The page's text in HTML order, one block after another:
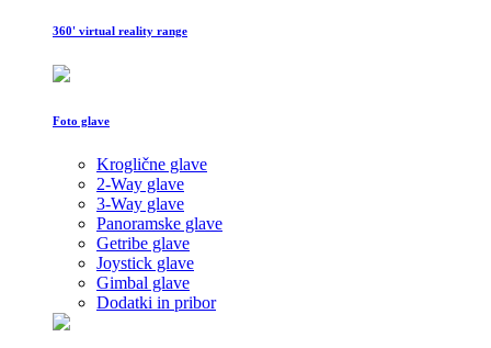
360' virtual reality range
Foto glave
Kroglične glave
2-Way glave
3-Way glave
Panoramske glave
Getribe glave
Joystick glave
Gimbal glave
Dodatki in pribor